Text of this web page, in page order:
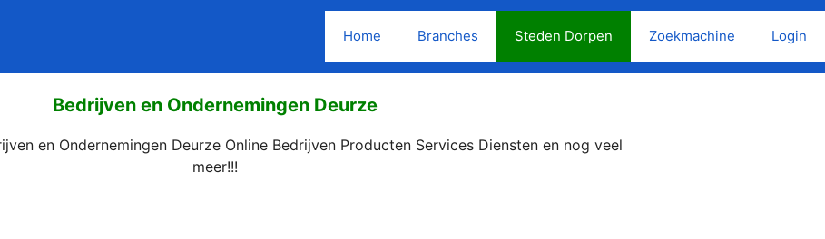
Home Branches Steden Dorpen Zoekmachine Login
Bedrijven en Ondernemingen Deurze
en Ondernemingen Deurze Online Bedrijven Producten Services Diensten en nog veel
meer!!!